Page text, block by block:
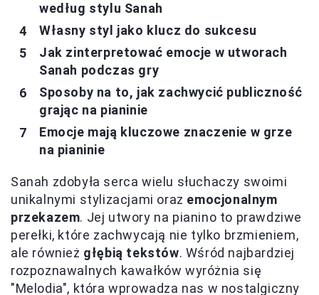
według stylu Sanah
Własny styl jako klucz do sukcesu
Jak zinterpretować emocje w utworach
Sanah podczas gry
Sposoby na to, jak zachwycić publiczność
grając na pianinie
Emocje mają kluczowe znaczenie w grze
na pianinie
Sanah zdobyła serca wielu słuchaczy swoimi
unikalnymi stylizacjami oraz emocjonalnym
przekazem. Jej utwory na pianino to prawdziwe
perełki, które zachwycają nie tylko brzmieniem,
ale również głębią tekstów. Wśród najbardziej
rozpoznawalnych kawałków wyróżnia się
"Melodia", która wprowadza nas w nostalgiczny